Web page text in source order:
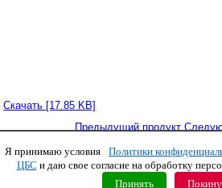
Скачать [17.85 KB]
Предыдущий продукт
Copyright © 2011
Я принимаю условия
Политики
ЦБС и даю свое согласие на обработку
Принять